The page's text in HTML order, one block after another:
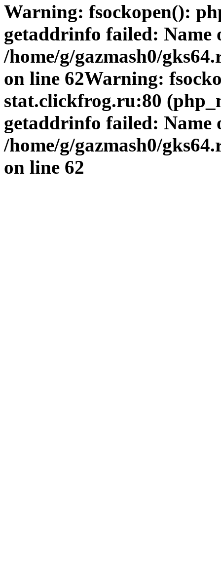
Warning: fsockopen():
getaddrinfo failed: Name
/home/g/gazmash0/
on line 62Warning:
stat.clickfrog.ru:80
getaddrinfo failed: Name
/home/g/gazmash0/
on line 62